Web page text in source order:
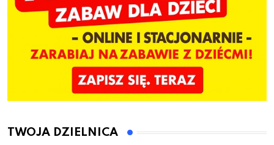
TWOJA DZIELNICA